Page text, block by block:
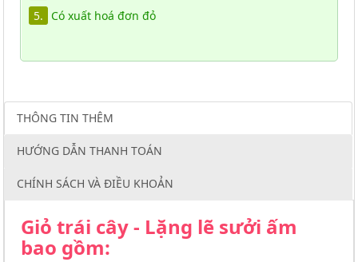
5.
Có xuất hoá đơn đỏ
THÔNG TIN THÊM
HƯỚNG DẪN THANH TOÁN
CHÍNH SÁCH VÀ ĐIỀU KHOẢN
Giỏ trái cây - Lặng lẽ sưởi ấm
bao gồm: